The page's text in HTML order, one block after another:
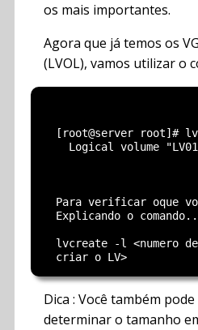
os mais importantes.
Agora que já temos os
(LVOL), vamos utilizar o
[root@server root]#
Logical volume
Para verificar oque
Explicando o
lvcreate -l <numero
Dica : Você também
determinar o tamanho